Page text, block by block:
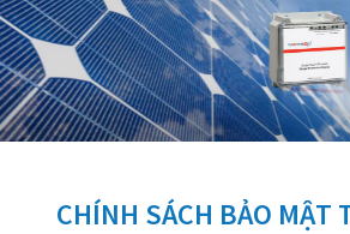
CHÍNH SÁCH BẢO MẬT